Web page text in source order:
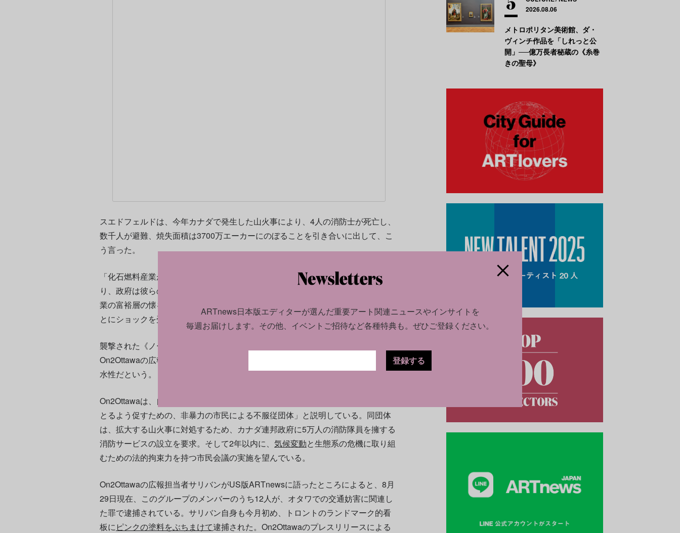
スエドフェルドは、今年カナダで発生した山火事により、4人の消防士が死亡し、
数千人が避難、焼失面積は3700万エーカーにのぼることを引き合いに出して、こ
う言った。
「化石燃料産業が芸術作品を破壊しています。私たちの地球は彼らの支配下にあ
り、政府は彼らの犯罪を止めません。美しい地球とこの芸術作品が、化石燃料産
業の富裕層の懐を潤すために解体され、燃やされるのを世界各国が許しているこ
とにショックを受けています」
襲撃された《ノーザン・リバー》はガラスで保護されており、US版ARTnewsが
On2Ottawaの広報担当者ローラ・サリバンに確認したところ、使用された塗料は
水性だという。
On2Ottawaは、自らを「カナダ政府に気候危機に対する緊急かつ有意義な行動を
とるよう促すための、非暴力の市民による不服従団体」と説明している。同団体
は、拡大する山火事に対処するため、カナダ連邦政府に5万人の消防隊員を擁する
消防サービスの設立を要求。そして2年以内に、 気候変動と生態系の危機に取り組
むための法的拘束力を持つ市民会議の実施を望んでいる。
On2Ottawaの広報担当者サリバンがUS版ARTnewsに語ったところによると、8月
29日現在、このグループのメンバーのうち12人が、オタワでの交通妨害に関連し
た罪で逮捕されている。サリバン自身も今月初め、トロントのランドマーク的看
板にピンクの塗料をぶちまけて逮捕された。On2Ottawaのプレスリリースによる
2026.08.06
メトロポリタン美術館、ダ・
ヴィンチ作品を「しれっと公
開」──億万長者秘蔵の《糸巻
きの聖母》
ARTnews日本版エディターが選んだ重要アート関連ニュースやインサイトを
毎週お届けします。 その他、イベントご招待など各種特典も。ぜひご登録ください。
登録する